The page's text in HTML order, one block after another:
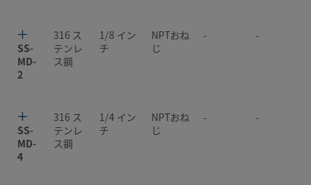
SS-
MD-
2
316 ス
テンレ
ス鋼
1/8 イン
チ
NPTおね
じ
- -
SS-
MD-
4
316 ス
テンレ
ス鋼
1/4 イン
チ
NPTおね
じ
- -